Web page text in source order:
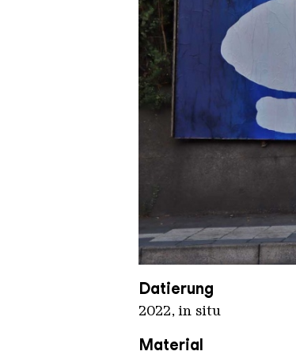
OX 4
Copyright:
Datierung
2022, in situ
Material